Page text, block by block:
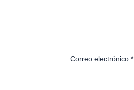
Correo electrónico*